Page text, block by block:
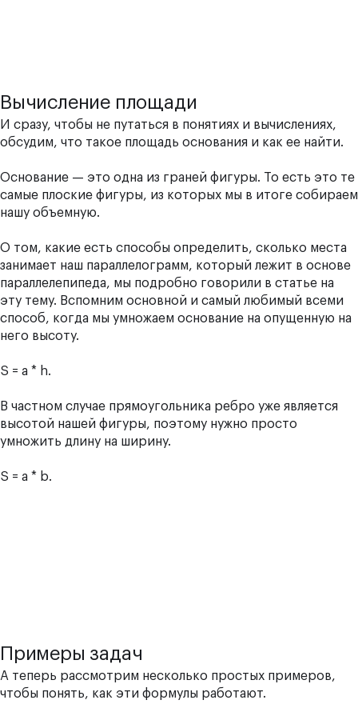
Вычисление площади
И сразу, чтобы не путаться в понятиях и вычислениях,
обсудим, что такое площадь основания и как ее найти.
Основание — это одна из граней фигуры. То есть это те
самые плоские фигуры, из которых мы в итоге собираем
нашу объемную.
О том, какие есть способы определить, сколько места
занимает наш параллелограмм, который лежит в основе
параллелепипеда, мы подробно говорили в статье на
эту тему. Вспомним основной и самый любимый всеми
способ, когда мы умножаем основание на опущенную на
него высоту.
S = a * h.
В частном случае прямоугольника ребро уже является
высотой нашей фигуры, поэтому нужно просто
умножить длину на ширину.
S = a * b.
Примеры задач
А теперь рассмотрим несколько простых примеров,
чтобы понять, как эти формулы работают.